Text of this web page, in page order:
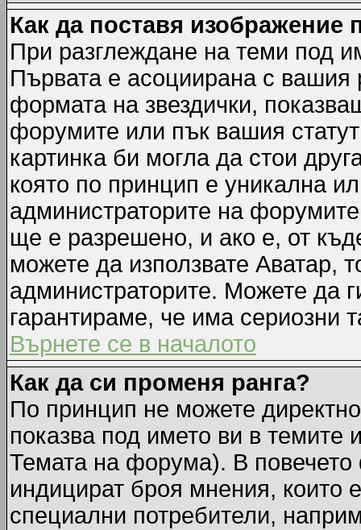
Как да поставя изображение
При разглеждане на теми под
Първата е асоциирана с вашия
формата на звездички,
форумите или пък вашия
картинка би могла да стои
която по принцип е уникална
администраторите на
ще е разрешено, и ако е, от
можете да използвате Аватар,
администраторите. Можете да
гарантираме, че има сериозни
Върнете се в началото
Как да си променя ранга?
По принцип не можете
показва под името ви в темите
Темата на форума). В повечето
индицират броя мнения, които
специални потребители,